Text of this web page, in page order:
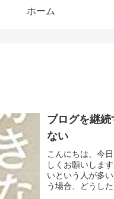
ホーム
ブログを継
ない
こんにちは、今
しくお願いしま
いという人が多
う場合、どうし